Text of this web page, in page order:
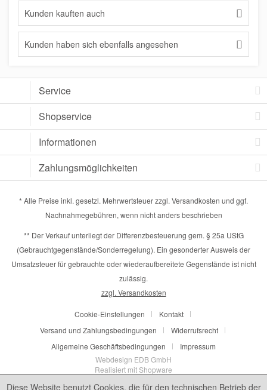
Kunden kauften auch
Kunden haben sich ebenfalls angesehen
Service
Shopservice
Informationen
Zahlungsmöglichkeiten
* Alle Preise inkl. gesetzl. Mehrwertsteuer zzgl. Versandkosten und ggf.
Nachnahmegebühren, wenn nicht anders beschrieben
** Der Verkauf unterliegt der Differenzbesteuerung gem. § 25a UStG
(Gebrauchtgegenstände/Sonderregelung). Ein gesonderter Ausweis der
Umsatzsteuer für gebrauchte oder wiederaufbereitete Gegenstände ist nicht
zulässig.
zzgl. Versandkosten
Cookie-Einstellungen
Kontakt
Versand und Zahlungsbedingungen
Widerrufsrecht
Allgemeine Geschäftsbedingungen
Impressum
Webdesign EDB GmbH
Realisiert mit Shopware
Diese Website benutzt Cookies, die für den technischen Betrieb der